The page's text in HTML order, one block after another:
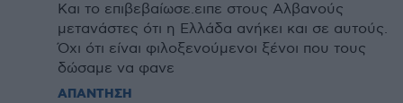
Και το επιβεβαίωσε.ειπε στους Αλβανούς
μετανάστες ότι η Ελλάδα ανήκει και σε αυτούς.
Όχι ότι είναι φιλοξενούμενοι ξένοι που τους
δώσαμε να φανε
ΑΠΑΝΤΗΣΗ